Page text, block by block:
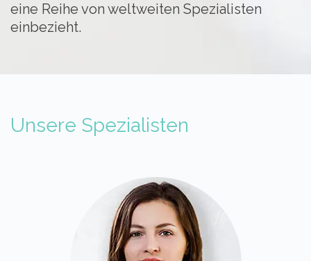
eine Reihe von weltweiten Spezialisten
einbezieht.
Unsere Spezialisten